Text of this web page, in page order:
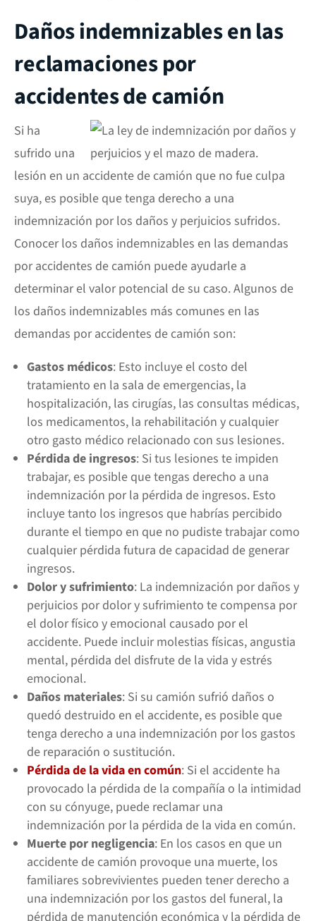
Daños indemnizables en las
reclamaciones por
accidentes de camión
Si ha
sufrido una
lesión en un accidente de camión que no fue culpa
suya, es posible que tenga derecho a una
indemnización por los daños y perjuicios sufridos.
Conocer los daños indemnizables en las demandas
por accidentes de camión puede ayudarle a
determinar el valor potencial de su caso. Algunos de
los daños indemnizables más comunes en las
demandas por accidentes de camión son:
Gastos médicos: Esto incluye el costo del
tratamiento en la sala de emergencias, la
hospitalización, las cirugías, las consultas médicas,
los medicamentos, la rehabilitación y cualquier
otro gasto médico relacionado con sus lesiones.
Pérdida de ingresos: Si tus lesiones te impiden
trabajar, es posible que tengas derecho a una
indemnización por la pérdida de ingresos. Esto
incluye tanto los ingresos que habrías percibido
durante el tiempo en que no pudiste trabajar como
cualquier pérdida futura de capacidad de generar
ingresos.
Dolor y sufrimiento: La indemnización por daños y
perjuicios por dolor y sufrimiento te compensa por
el dolor físico y emocional causado por el
accidente. Puede incluir molestias físicas, angustia
mental, pérdida del disfrute de la vida y estrés
emocional.
Daños materiales: Si su camión sufrió daños o
quedó destruido en el accidente, es posible que
tenga derecho a una indemnización por los gastos
de reparación o sustitución.
Pérdida de la vida en común: Si el accidente ha
provocado la pérdida de la compañía o la intimidad
con su cónyuge, puede reclamar una
indemnización por la pérdida de la vida en común.
Muerte por negligencia: En los casos en que un
accidente de camión provoque una muerte, los
familiares sobrevivientes pueden tener derecho a
una indemnización por los gastos del funeral, la
pérdida de manutención económica y la pérdida de